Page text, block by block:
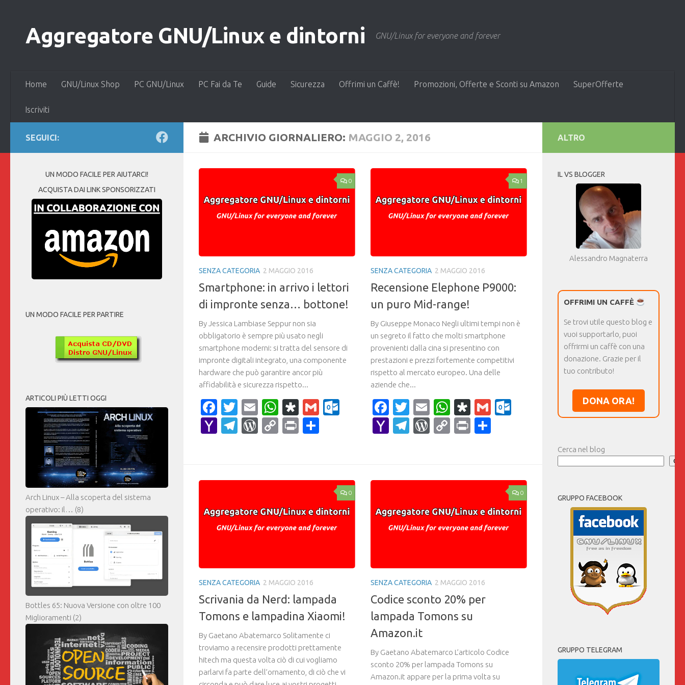
Aggregatore GNU/Linux e dintorni GNU/Linux for everyone and forever
Home GNU/Linux Shop PC GNU/Linux PC Fai da Te Guide Sicurezza Offrimi un Caffè! Promozioni, Offerte e Sconti su Amazon SuperOfferte
Iscriviti
ARCHIVIO GIORNALIERO: MAGGIO 2, 2016
0
SENZA CATEGORIA 2 MAGGIO 2016
Smartphone: in arrivo i lettori
di impronte senza… bottone!
By Jessica Lambiase Seppur non sia
obbligatorio è sempre più usato negli
smartphone moderni: si tratta del sensore di
impronte digitali integrato, una componente
hardware che può garantire ancor più
affidabilità e sicurezza rispetto...
Facebook
Twitter
EmailWhatsApp
Diaspora
GmailOutlook.com
YahooTelegram
WordPress
CopyPrintCondividi
1
SENZA CATEGORIA 2 MAGGIO 2016
Recensione Elephone P9000:
un puro Mid-range!
By Giuseppe Monaco Negli ultimi tempi non è
un segreto il fatto che molti smartphone
provenienti dalla cina si presentino con
prestazioni e prezzi fortemente competitivi
rispetto al mercato europeo. Una delle
aziende che...
Facebook
Twitter
EmailWhatsApp
Diaspora
GmailOutlook.com
YahooTelegram
WordPress
CopyPrint
0
SENZA CATEGORIA 2 MAGGIO 2016
Scrivania da Nerd: lampada
Tomons e lampadina Xiaomi!
By Gaetano Abatemarco Solitamente ci
troviamo a recensire prodotti prettamente
hitech ma questa volta ciò di cui vogliamo
parlarvi fa parte dell’ornamento, di ciò che vi
0
SENZA CATEGORIA 2 MAGGIO 2016
Codice sconto 20% per
lampada Tomons su
Amazon.it
By Gaetano Abatemarco L’articolo Codice
sconto 20% per lampada Tomons su
Amazon.it appare per la prima volta su
SEGUICI:
UN MODO FACILE PER AIUTARCI!
ACQUISTA DAI LINK SPONSORIZZATI
UN MODO FACILE PER PARTIRE
ARTICOLI PIÙ LETTI OGGI
Arch Linux – Alla scoperta del sistema
operativo: il… (8)
Bottles 65: Nuova Versione con oltre 100
Miglioramenti (2)
ALTRO
IL VS BLOGGER
Alessandro Magnaterra
OFFRIMI UN CAFFÈ
Se trovi utile questo blog e
vuoi supportarlo, puoi
offrirmi un caffè con una
donazione. Grazie per il
tuo contributo!
DONA ORA!
Cerca nel blog
GRUPPO FACEBOOK
GRUPPO TELEGRAM